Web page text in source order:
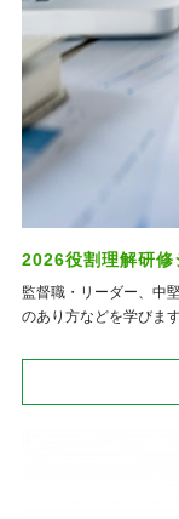
2026役割理解研修
監督職・リーダー、中
のあり方などを学びます